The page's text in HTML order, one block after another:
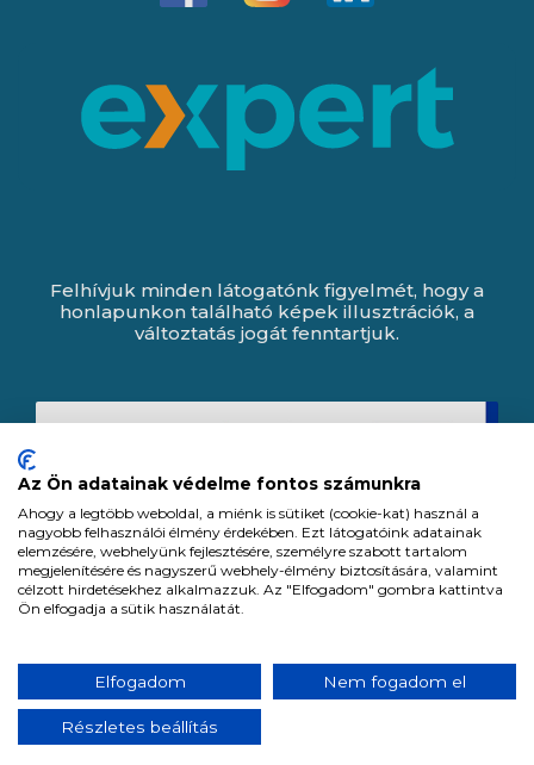
Felhívjuk minden látogatónk figyelmét, hogy a
honlapunkon található képek illusztrációk, a
változtatás jogát fenntartjuk.
Minden jog fenntartva. All rights reserved.
Tervezte és készítette:
Vision-Software, az Octopus 8 ERP forgalmazója.
Az Ön adatainak védelme fontos számunkra
Ahogy a legtöbb weboldal, a miénk is sütiket (cookie-kat) használ a
nagyobb felhasználói élmény érdekében. Ezt látogatóink adatainak
elemzésére, webhelyünk fejlesztésére, személyre szabott tartalom
megjelenítésére és nagyszerű webhely-élmény biztosítására, valamint
célzott hirdetésekhez alkalmazzuk. Az "Elfogadom" gombra kattintva
Ön elfogadja a sütik használatát.
Elfogadom Nem fogadom el
Részletes beállítás